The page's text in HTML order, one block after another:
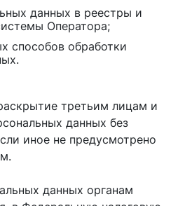
данных в реестры и
Оператора;
способов обработки
третьим лицам и
данных без
иное не предусмотрено
данных органам